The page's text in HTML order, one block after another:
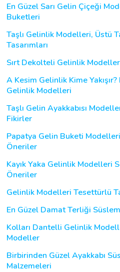
En Güzel Sarı Gelin Çiçeği
Buketleri
Taşlı Gelinlik Modelleri, Üstü
Tasarımları
Sırt Dekolteli Gelinlik
A Kesim Gelinlik Kime
Gelinlik Modelleri
Taşlı Gelin Ayakkabısı
Fikirler
Papatya Gelin Buketi
Öneriler
Kayık Yaka Gelinlik Modelleri
Öneriler
Gelinlik Modelleri Tesettürlü
En Güzel Damat Terliği
Kolları Dantelli Gelinlik
Modeller
Birbirinden Güzel Ayakkabı
Malzemeleri